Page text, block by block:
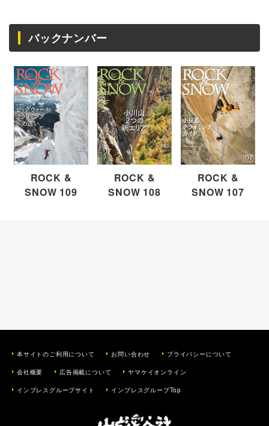
バックナンバー
ROCK &
SNOW 109
ROCK &
SNOW 108
ROCK &
SNOW 107
本サイトのご利用について お問い合わせ プライバシーについて
会社概要 広告掲載について ヤマケイオンライン
インプレスグループサイト インプレスグループTop